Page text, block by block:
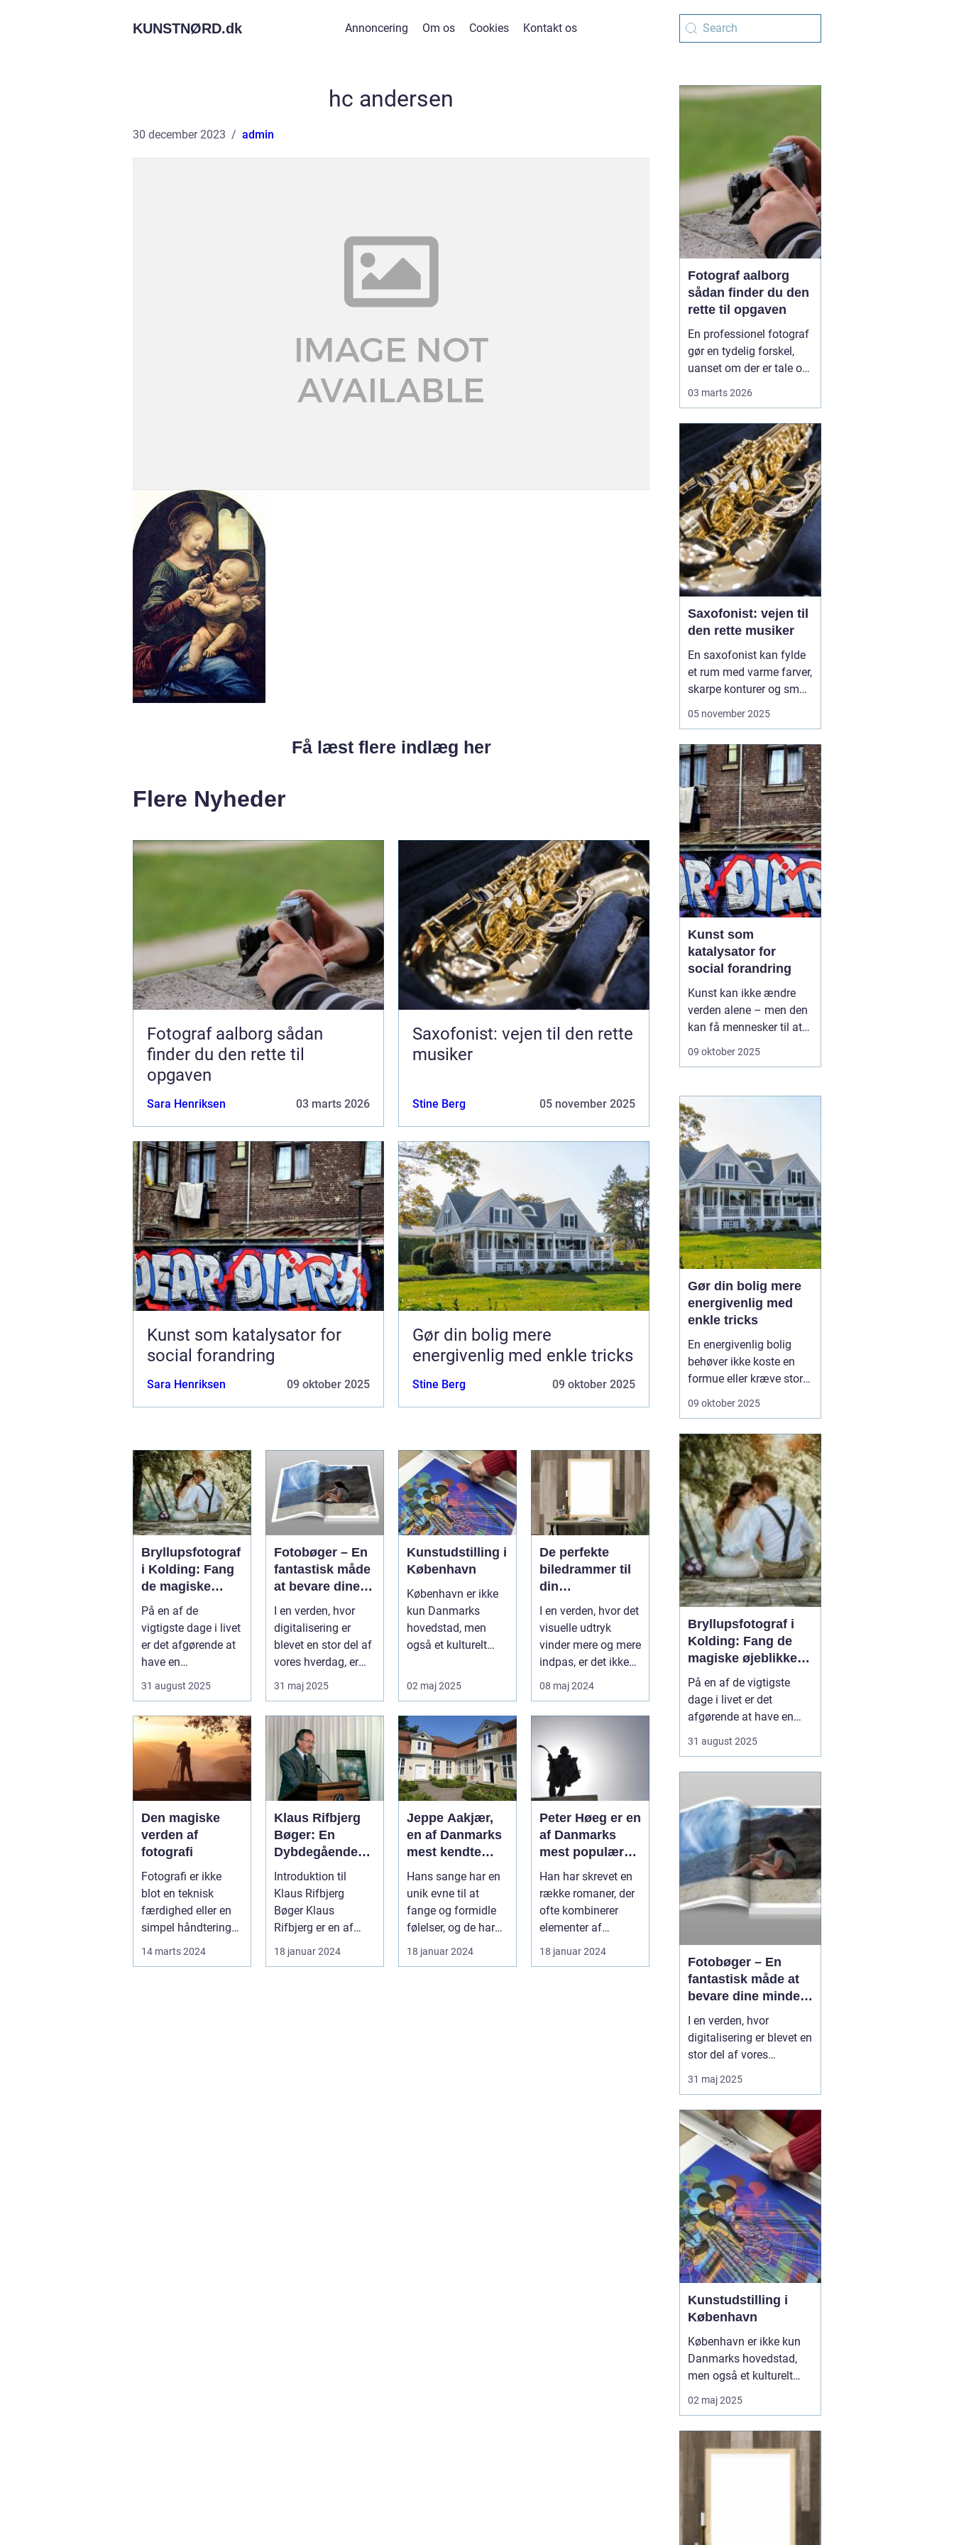
KUNSTNØRD.dk Annoncering Om os Cookies Kontakt os
hc andersen
30 december 2023 admin
Få læst flere indlæg her
Flere Nyheder
Fotograf aalborg sådan
finder du den rette til
opgaven
Sara Henriksen 03 marts 2026
Saxofonist: vejen til den rette
musiker
Stine Berg 05 november 2025
Kunst som katalysator for
social forandring
Sara Henriksen 09 oktober 2025
Gør din bolig mere
energivenlig med enkle tricks
Stine Berg 09 oktober 2025
Bryllupsfotograf
i Kolding: Fang
de magiske
øjeblikke på din
store dag
På en af de
vigtigste dage i livet
er det afgørende at
have en
bryllupsfot...
31 august 2025
Fotobøger – En
fantastisk måde
at bevare dine
minder på
I en verden, hvor
digitalisering er
blevet en stor del af
vores hverdag, er
der stadig noget
31 maj 2025
Kunstudstilling i
København
København er ikke
kun Danmarks
hovedstad, men
også et kulturelt
kunstent...
02 maj 2025
De perfekte
biledrammer til
din
kunstsamling
I en verden, hvor det
visuelle udtryk
vinder mere og mere
indpas, er det ikke
overraskende, at
biled...
08 maj 2024
Den magiske
verden af
fotografi
Fotografi er ikke
blot en teknisk
færdighed eller en
simpel håndtering
14 marts 2024
Klaus Rifbjerg
Bøger: En
Dybdegående
Kig på et
Litterært
Mesterstykke
Introduktion til
Klaus Rifbjerg
Bøger Klaus
Rifbjerg er en af
Danmarks mest
fremtrædende
18 januar 2024
Jeppe Aakjær,
en af Danmarks
mest kendte
forfattere og
digtere, er også
kendt for sine
smukke sange
Hans sange har en
unik evne til at
fange og formidle
følelser, og de har
efterladt et stort
aftryk i...
18 januar 2024
Peter Høeg er en
af Danmarks
mest populære
forfattere, kendt
for sine
spændende og
tankevækkende
Han har skrevet en
række romaner, der
ofte kombinerer
elementer af
spænding, filosofi
og det overnat...
18 januar 2024
Fotograf aalborg
sådan finder du den
rette til opgaven
En professionel fotograf
gør en tydelig forskel,
uanset om der er tale om
Mange oplever, at
mobilen klarer
hverdagens snapshots
fint, men når øjeblikket
kun sker én gang, ...
03 marts 2026
Saxofonist: vejen til
den rette musiker
En saxofonist kan fylde
et rum med varme farver,
skarpe konturer og små
nuancer, der klæder alt
saxofonen som jazzens
ikon, men instrumentet
har for længst fået et
fast hjem i klass...
05 november 2025
Kunst som
katalysator for
social forandring
Kunst kan ikke ændre
verden alene – men den
kan få mennesker til at
se verden på en ny
drivkraft for social
forandring: et sprog, der
overskrider politik, klasse
og kultur. ...
09 oktober 2025
Gør din bolig mere
energivenlig med
enkle tricks
En energivenlig bolig
behøver ikke koste en
formue eller kræve store
renoveringer. Ofte ligger
kan lave med det
samme. Det handler om
at bruge energien
smartere – ikke n&o...
09 oktober 2025
Bryllupsfotograf i
Kolding: Fang de
magiske øjeblikke
på din store dag
På en af de vigtigste
dage i livet er det
afgørende at have en
bryllupsfotograf, der kan
Den rette fotograf vil
fange både de små
detaljer og de store fø...
31 august 2025
Fotobøger – En
fantastisk måde at
bevare dine minder
på
I en verden, hvor
digitalisering er blevet en
stor del af vores
hverdag, er der stadig
noget særligt ved at
hænderne. Fotobøger
giver en unik mulighed
for at samle og bevare
billeder på en æstetis...
31 maj 2025
Kunstudstilling i
København
København er ikke kun
Danmarks hovedstad,
men også et kulturelt
knudepunkt for
kunstentusiaster. Byen er
kunstudstillinger, der
strækker sig fra moderne
artikel udforskes...
02 maj 2025